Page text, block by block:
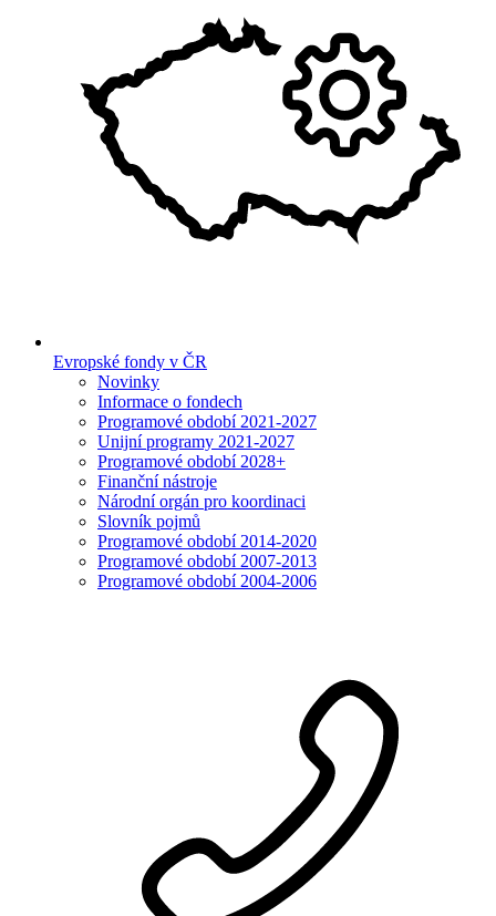
Evropské fondy v ČR
Novinky
Informace o fondech
Programové období 2021-2027
Unijní programy 2021-2027
Programové období 2028+
Finanční nástroje
Národní orgán pro koordinaci
Slovník pojmů
Programové období 2014-2020
Programové období 2007-2013
Programové období 2004-2006